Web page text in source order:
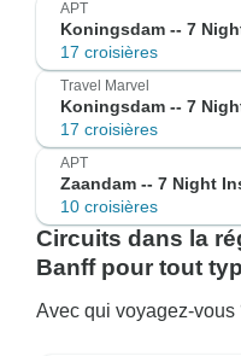
APT
Koningsdam -- 7
17 croisières
Travel Marvel
Koningsdam -- 7
17 croisières
APT
Zaandam -- 7 Night
10 croisières
Circuits dans la
Banff pour tout
Avec qui voyagez-vous